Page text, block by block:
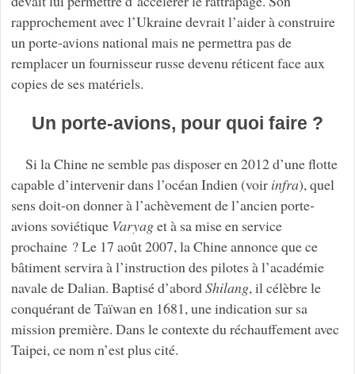
rapprochement avec l’Ukraine devrait l’aider à construire
un porte-avions national mais ne permettra pas de
remplacer un fournisseur russe devenu réticent face aux
copies de ses matériels.
Un porte-avions, pour quoi faire ?
Si la Chine ne semble pas disposer en 2012 d’une flotte
capable d’intervenir dans l’océan Indien (voir infra), quel
sens doit-on donner à l’achèvement de l’ancien porte-
avions soviétique Varyaget à sa mise en service
prochaine ? Le 17 août 2007, la Chine annonce que ce
bâtiment servira à l’instruction des pilotes à l’académie
navale de Dalian. Baptisé d’abordShilang, il célèbre le
conquérant de Taïwan en 1681, une indication sur sa
mission première. Dans le contexte du réchauffement avec
Taipei, ce nom n’est plus cité.